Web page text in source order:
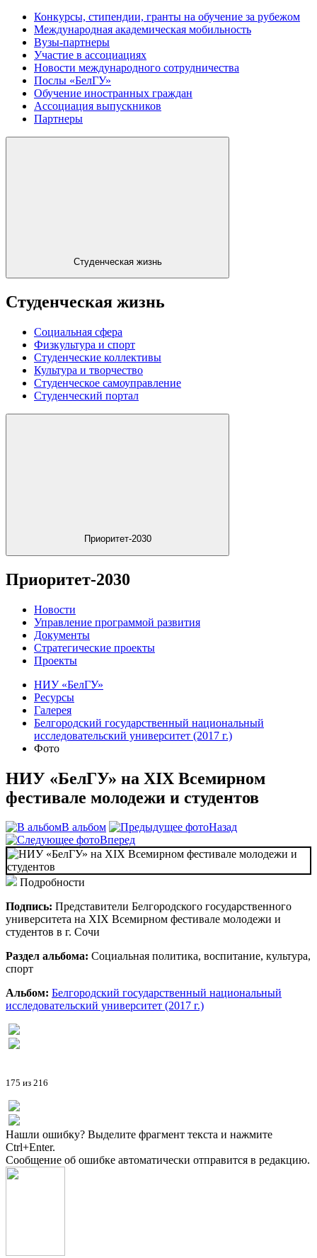
Конкурсы, стипендии, гранты на обучение за рубежом
Международная академическая мобильность
Вузы-партнеры
Участие в ассоциациях
Новости международного сотрудничества
Послы «БелГУ»
Обучение иностранных граждан
Ассоциация выпускников
Партнеры
Студенческая жизнь
Студенческая жизнь
Социальная сфера
Физкультура и спорт
Студенческие коллективы
Культура и творчество
Студенческое самоуправление
Студенческий портал
Приоритет-2030
Приоритет-2030
Новости
Управление программой развития
Документы
Стратегические проекты
Проекты
НИУ «БелГУ»
Ресурсы
Галерея
Белгородский государственный национальный
исследовательский университет (2017 г.)
Фото
НИУ «БелГУ» на XIX Всемирном
фестивале молодежи и студентов
В альбом
Назад
Вперед
Подробности
Подпись: Представители Белгородского государственного
университета на XIX Всемирном фестивале молодежи и
студентов в г. Сочи
Раздел альбома: Социальная политика, воспитание, культура,
спорт
Альбом: Белгородский государственный национальный
исследовательский университет (2017 г.)
175 из 216
Нашли ошибку? Выделите фрагмент текста и нажмите
Ctrl+Enter.
Сообщение об ошибке автоматически отправится в редакцию.